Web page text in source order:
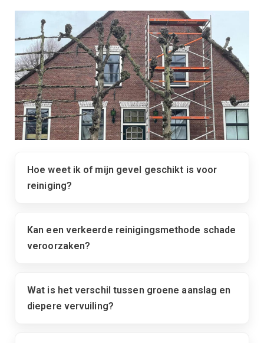
Hoe weet ik of mijn gevel geschikt is voor
reiniging?
Kan een verkeerde reinigingsmethode schade
veroorzaken?
Wat is het verschil tussen groene aanslag en
diepere vervuiling?